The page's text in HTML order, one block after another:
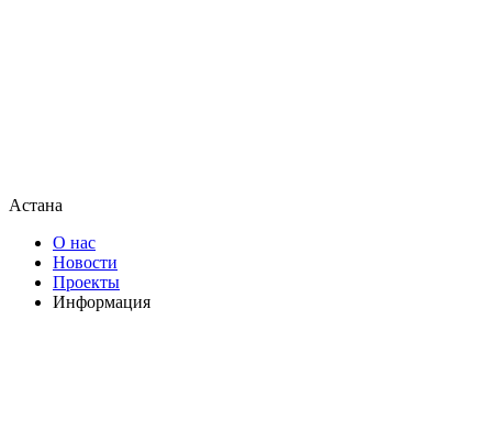
Астана
О нас
Новости
Проекты
Информация